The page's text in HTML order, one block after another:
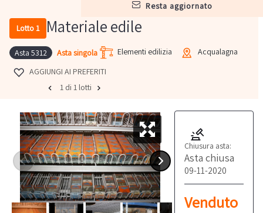
resta aggiornato
Lotto 1 Materiale edile
Asta 5312 Asta singola Elementi edilizia
Acqualagna
AGGIUNGI AI PREFERITI
1 di 1 lotti
Chiusura asta:
Asta chiusa
09-11-2020
Venduto